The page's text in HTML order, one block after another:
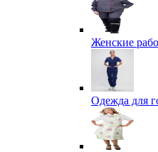
Женские
Одежда для